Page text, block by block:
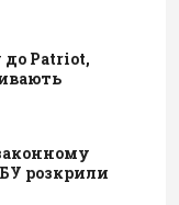
до Patriot,
розкрили